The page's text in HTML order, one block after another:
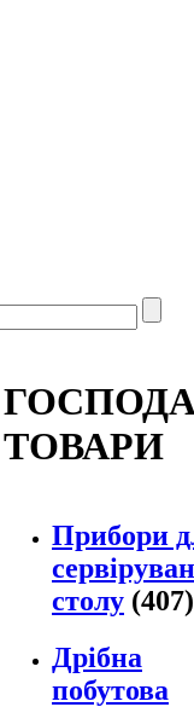
ТОВАРИ
Прибори
столу (407)
Дрібна
побутова